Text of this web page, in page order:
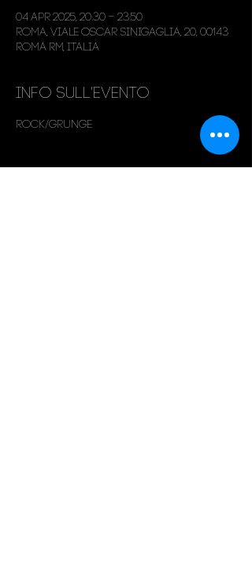
04 apr 2025, 20:30 – 23:50
Roma, Viale Oscar Sinigaglia, 20, 00143
Roma RM, Italia
Info sull'evento
Rock/Grunge